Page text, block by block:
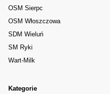
Kategorie
OSM Sierpc
OSM Włoszczowa
SDM Wieluń
SM Ryki
Wart-Milk